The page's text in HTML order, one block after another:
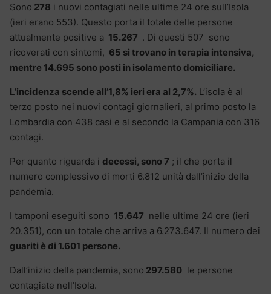
Sono 278 i nuovi contagiati nelle ultime 24 ore sull’Isola
(ieri erano 553). Questo porta il totale delle persone
attualmente positive a 15.267 . Di questi 507 sono
ricoverati con sintomi, 65 si trovano in terapia intensiva,
mentre 14.695 sono posti in isolamento domiciliare.
L’incidenza scende all’1,8% ieri era al 2,7%. L’isola è al
terzo posto nei nuovi contagi giornalieri, al primo posto la
Lombardia con 438 casi e al secondo la Campania con 316
contagi.
Per quanto riguarda i decessi, sono 7 ; il che porta il
numero complessivo di morti 6.812 unità dall’inizio della
pandemia.
I tamponi eseguiti sono 15.647 nelle ultime 24 ore (ieri
20.351), con un totale che arriva a 6.273.647. Il numero dei
guariti è di 1.601 persone.
Dall’inizio della pandemia, sono 297.580 le persone
contagiate nell’Isola.